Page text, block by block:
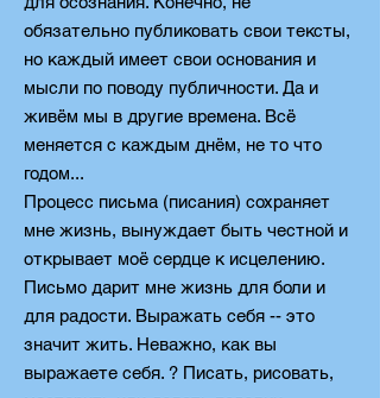
обязательно публиковать свои тексты,
но каждый имеет свои основания и
мысли по поводу публичности. Да и
живём мы в другие времена. Всё
меняется с каждым днём, не то что
годом...
Процесс письма (писания) сохраняет
мне жизнь, вынуждает быть честной и
открывает моё сердце к исцелению.
Письмо дарит мне жизнь для боли и
для радости. Выражать себя -- это
значит жить. Неважно, как вы
выражаете себя. ? Писать, рисовать,